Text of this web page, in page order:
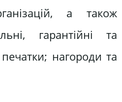
а також
гарантійні та
нагороди та